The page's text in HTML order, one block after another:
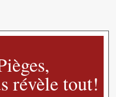
révèle tout!